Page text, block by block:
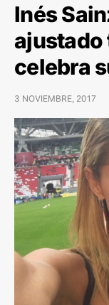
Inés
ajustado
celebra
3 NOVIEMBRE, 2017